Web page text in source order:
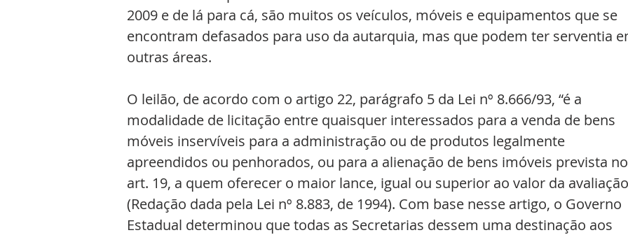
2009 e de lá para cá, são muitos os veículos, móveis e equipamentos que se
encontram defasados para uso da autarquia, mas que podem ter serventia
outras áreas.
O leilão, de acordo com o artigo 22, parágrafo 5 da Lei nº 8.666/93, “é a
modalidade de licitação entre quaisquer interessados para a venda de bens
móveis inservíveis para a administração ou de produtos legalmente
apreendidos ou penhorados, ou para a alienação de bens imóveis prevista
art. 19, a quem oferecer o maior lance, igual ou superior ao valor da
(Redação dada pela Lei nº 8.883, de 1994). Com base nesse artigo, o Governo
Estadual determinou que todas as Secretarias dessem uma destinação aos